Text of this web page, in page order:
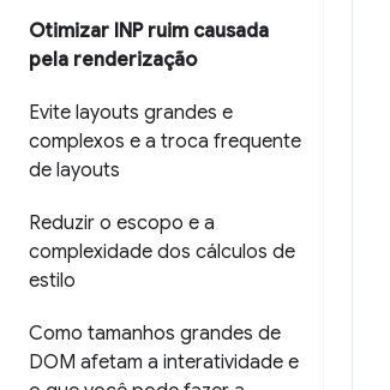
Otimizar INP ruim causada
pela renderização
Evite layouts grandes e
complexos e a troca frequente
de layouts
Reduzir o escopo e a
complexidade dos cálculos de
estilo
Como tamanhos grandes de
DOM afetam a interatividade e